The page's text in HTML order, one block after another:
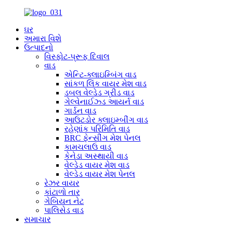
ઘર
અમારા વિશે
ઉત્પાદનો
વિસ્ફોટ-પ્રૂફ દિવાલ
વાડ
એન્ટિ-ક્લાઇમ્બિંગ વાડ
સાંકળ લિંક વાયર મેશ વાડ
ડબલ વેલ્ડેડ ગ્રીડ વાડ
ગેલ્વેનાઈઝ્ડ આયર્ન વાડ
ગાર્ડન વાડ
આઉટડોર ક્લાઇમ્બીંગ વાડ
રહેણાંક પરિમિતિ વાડ
BRC ફેન્સીંગ મેશ પેનલ
કામચલાઉ વાડ
કેનેડા અસ્થાયી વાડ
વેલ્ડેડ વાયર મેશ વાડ
વેલ્ડેડ વાયર મેશ પેનલ
રેઝર વાયર
કાંટાળો તાર
ગેબિયન નેટ
પાલિસેડ વાડ
સમાચાર